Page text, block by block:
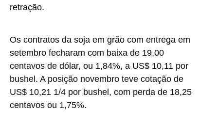
retração.
Os contratos da soja em grão com entrega em
setembro fecharam com baixa de 19,00
centavos de dólar, ou 1,84%, a US$ 10,11 por
bushel. A posição novembro teve cotação de
US$ 10,21 1/4 por bushel, com perda de 18,25
centavos ou 1,75%.